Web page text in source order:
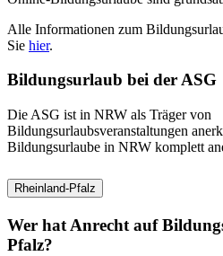
Alle Informationen zum
Sie hier.
Bildungsurlaub bei der ASG
Die ASG ist in NRW als Träger von
Bildungsurlaubsveranstaltungen
Bildungsurlaube in NRW komplett
Rheinland-Pfalz
Wer hat Anrecht auf
Pfalz?